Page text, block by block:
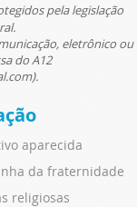
pela legislação
eletrônico ou
do A12
aparecida
da fraternidade
religiosas